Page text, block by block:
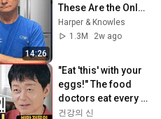
14:26
These Are the Only
2 I'd Buy.
Harper & Knowles
1.3M
2w ago
"Eat 'this' with your
eggs!" The food
doctors eat every
morning on an
건강의 신